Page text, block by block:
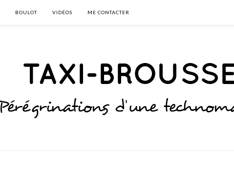
BOULOT VIDÉOS ME CONTACTER